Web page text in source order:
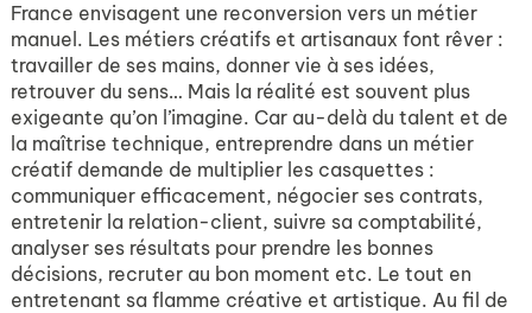
France envisagent une reconversion vers un métier
manuel. Les métiers créatifs et artisanaux font rêver :
travailler de ses mains, donner vie à ses idées,
retrouver du sens… Mais la réalité est souvent plus
exigeante qu’on l’imagine. Car au-delà du talent et de
la maîtrise technique, entreprendre dans un métier
créatif demande de multiplier les casquettes :
communiquer efficacement, négocier ses contrats,
entretenir la relation-client, suivre sa comptabilité,
analyser ses résultats pour prendre les bonnes
décisions, recruter au bon moment etc. Le tout en
entretenant sa flamme créative et artistique. Au fil de